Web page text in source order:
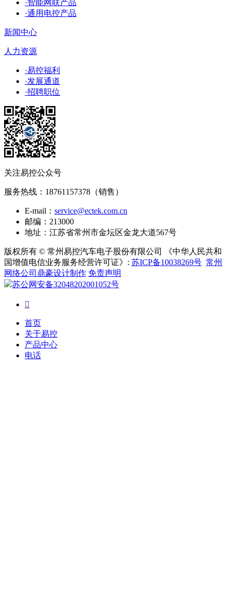
·智能网联产品
·通用电控产品
新闻中心
人力资源
·易控福利
·发展通道
·招聘职位
关注易控公众号
服务热线： 18761157378（销售）
E-mail： service@ectek.com.cn
邮编：213000
地址：江苏省常州市金坛区金龙大道567号
版权所有 © 常州易控汽车电子股份有限公司 《中华人民共和
国增值电信业务服务经营许可证》: 苏ICP备10038269号 常州
网络公司鼎豪设计制作 免责声明
苏公网安备32048202001052号

首页
关于易控
产品中心
电话